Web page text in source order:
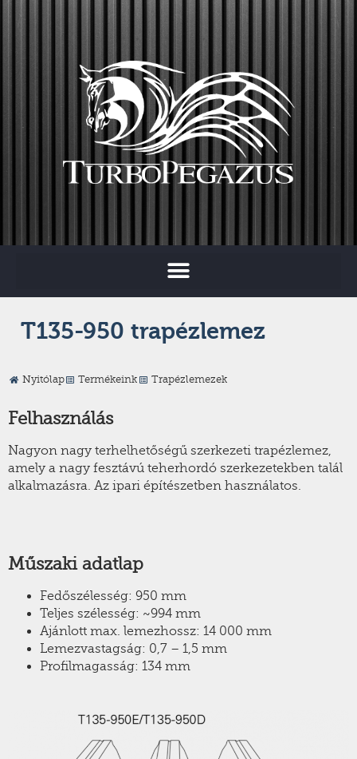
T135-950 trapézlemez
Nyitólap Termékeink Trapézlemezek
Felhasználás
Nagyon nagy terhelhetőségű szerkezeti trapézlemez,
amely a nagy fesztávú teherhordó szerkezetekben talál
alkalmazásra. Az ipari építészetben használatos.
Műszaki adatlap
Fedőszélesség: 950 mm
Teljes szélesség: ~994 mm
Ajánlott max. lemezhossz: 14 000 mm
Lemezvastagság: 0,7 – 1,5 mm
Profilmagasság: 134 mm